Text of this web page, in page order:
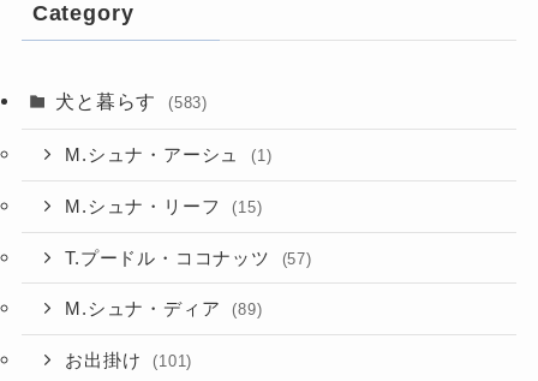
Category
犬と暮らす (583)
M.シュナ・アーシュ (1)
M.シュナ・リーフ (15)
T.プードル・ココナッツ (57)
M.シュナ・ディア (89)
お出掛け (101)